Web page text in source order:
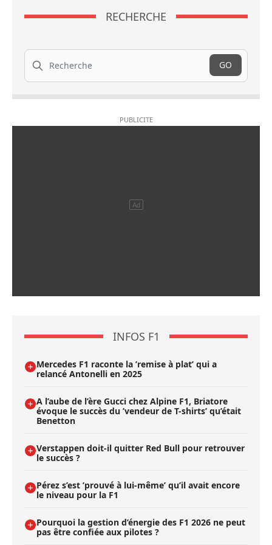
RECHERCHE
Recherche
GO
INFOS F1
Mercedes F1 raconte la ’remise à plat’ qui a
relancé Antonelli en 2025
A l’aube de l’ère Gucci chez Alpine F1, Briatore
évoque le succès du ’vendeur de T-shirts’ qu’était
Benetton
Verstappen doit-il quitter Red Bull pour retrouver
le succès ?
Pérez s’est ’prouvé à lui-même’ qu’il avait encore
le niveau pour la F1
Pourquoi la gestion d’énergie des F1 2026 ne peut
pas être confiée aux pilotes ?